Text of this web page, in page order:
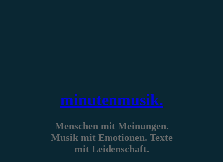
minutenmusik.
Menschen mit Meinungen.
Musik mit Emotionen. Texte
mit Leidenschaft.